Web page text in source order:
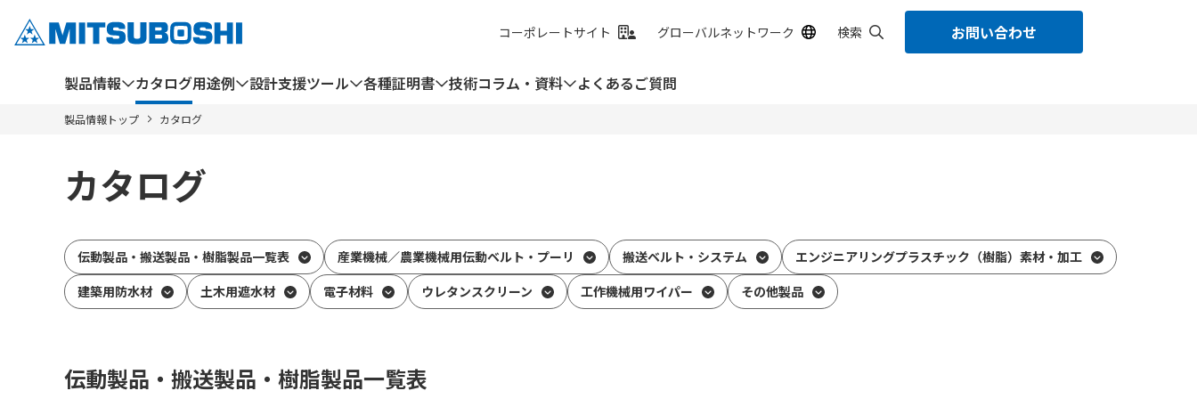
コーポレートサイト グローバルネットワーク 検索 お問い合わせ
製品情報 カタログ用途例 設計支援ツール 各種証明書 技術コラム・資料 よくあるご質問
製品情報トップ カタログ
カタログ
伝動製品・搬送製品・樹脂製品一覧表 産業機械／農業機械用伝動ベルト・プーリ 搬送ベルト・システム
エンジニアリングプラスチック（樹脂）素材・加工
建築用防水材
土木用遮水材 電子材料 ウレタンスクリーン 工作機械用ワイパー その他製品
伝動製品・搬送製品・樹脂製品一覧表